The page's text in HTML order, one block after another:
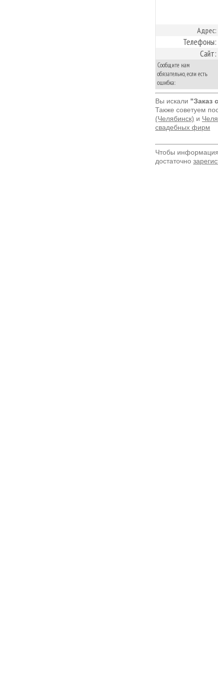
Адрес:
Телефоны:
Сайт:
Сообщите нам
обязательно, если есть
ошибка:
Вы искали "Заказ
Также советуем
(Челябинск) и
свадебных фирм
Чтобы
достаточно